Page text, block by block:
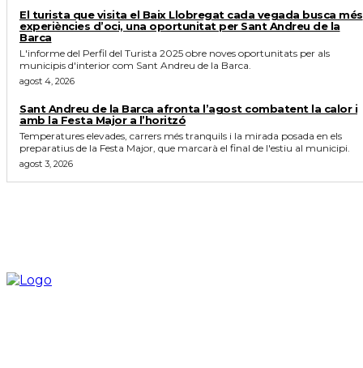
El turista que visita el Baix Llobregat cada vegada busca més
experiències d’oci, una oportunitat per Sant Andreu de la
Barca
L'informe del Perfil del Turista 2025 obre noves oportunitats per als
municipis d'interior com Sant Andreu de la Barca.
agost 4, 2026
Sant Andreu de la Barca afronta l’agost combatent la calor i
amb la Festa Major a l’horitzó
Temperatures elevades, carrers més tranquils i la mirada posada en els
preparatius de la Festa Major, que marcarà el final de l'estiu al municipi.
agost 3, 2026